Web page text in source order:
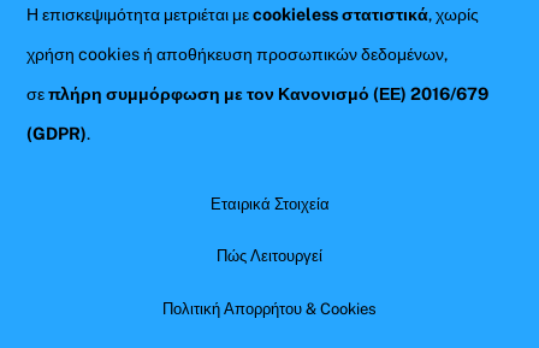
Η επισκεψιμότητα μετριέται μεcookieless στατιστικά, χωρίς
χρήση cookies ή αποθήκευση προσωπικών δεδομένων,
σεπλήρη συμμόρφωση με τον Κανονισμό (ΕΕ) 2016/679
(GDPR).
Εταιρικά Στοιχεία
Πώς Λειτουργεί
Πολιτική Απορρήτου & Cookies